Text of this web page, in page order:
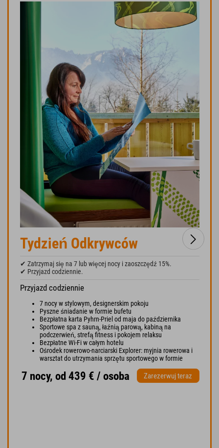
Tydzień Odkrywców
✔ Zatrzymaj się na 7 lub więcej nocy i zaoszczędź 15%.
✔ Przyjazd codziennie.
Przyjazd codziennie
7 nocy w stylowym, designerskim pokoju
Pyszne śniadanie w formie bufetu
Bezpłatna karta Pyhrn-Priel od maja do października
Sportowe spa z sauną, łaźnią parową, kabiną na
podczerwień, strefą fitness i pokojem relaksu
Bezpłatne Wi-Fi w całym hotelu
Ośrodek rowerowo-narciarski Explorer: myjnia rowerowa i
warsztat do utrzymania sprzętu sportowego w formie
7 nocy, od 439 € / osoba Zarezerwuj teraz